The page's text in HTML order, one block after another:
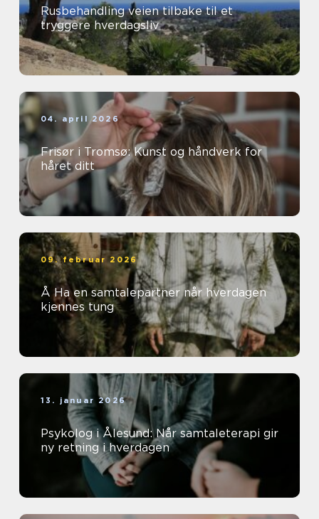
Rusbehandling veien tilbake til et
tryggere hverdagsliv
04. april 2026
Frisør i Tromsø: Kunst og håndverk for
håret ditt
09. februar 2026
Å Ha en samtalepartner når hverdagen
kjennes tung
13. januar 2026
Psykolog i Ålesund: Når samtaleterapi gir
ny retning i hverdagen